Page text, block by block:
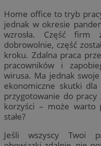
Home office to tryb
jednak w okresie
wzrosła. Część firm
dobrowolnie, część
kroku. Zdalna praca
pracowników i
wirusa. Ma jednak
ekonomiczne skutki dla
przygotowanie do
korzyści – może warto
stałe?
Jeśli wszyscy Twoi